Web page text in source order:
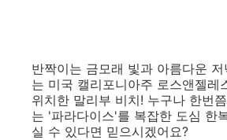
반짝이는 금모래 빛과 아름다운
는 미국 캘리포니아주 로스앤젤레
위치한 말리부 비치! 누구나 한번
는 '파라다이스'를 복잡한 도심 한
실 수 있다면 믿으시겠어요?